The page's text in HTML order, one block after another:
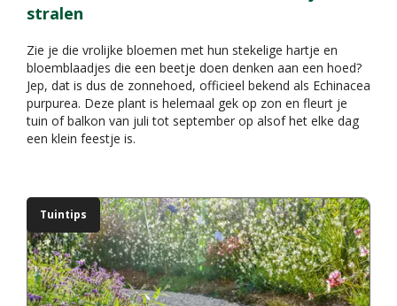
stralen
Zie je die vrolijke bloemen met hun stekelige hartje en
bloemblaadjes die een beetje doen denken aan een hoed?
Jep, dat is dus de zonnehoed, officieel bekend als Echinacea
purpurea. Deze plant is helemaal gek op zon en fleurt je
tuin of balkon van juli tot september op alsof het elke dag
een klein feestje is.
Tuintips